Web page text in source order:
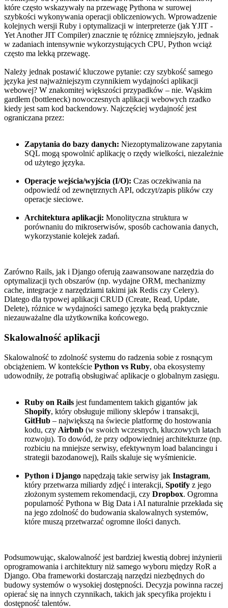
które często wskazywały na przewagę Pythona w surowej
szybkości wykonywania operacji obliczeniowych. Wprowadzenie
kolejnych wersji Ruby i optymalizacji w interpreterze (jak YJIT -
Yet Another JIT Compiler) znacznie tę różnicę zmniejszyło, jednak
w zadaniach intensywnie wykorzystujących CPU, Python wciąż
często ma lekką przewagę.
Należy jednak postawić kluczowe pytanie: czy szybkość samego
języka jest najważniejszym czynnikiem wydajności aplikacji
webowej? W znakomitej większości przypadków – nie. Wąskim
gardłem (bottleneck) nowoczesnych aplikacji webowych rzadko
kiedy jest sam kod backendowy. Najczęściej wydajność jest
ograniczana przez:
Zapytania do bazy danych: Niezoptymalizowane zapytania
SQL mogą spowolnić aplikację o rzędy wielkości, niezależnie
od użytego języka.
Operacje wejścia/wyjścia (I/O): Czas oczekiwania na
odpowiedź od zewnętrznych API, odczyt/zapis plików czy
operacje sieciowe.
Architektura aplikacji: Monolityczna struktura w
porównaniu do mikroserwisów, sposób cachowania danych,
wykorzystanie kolejek zadań.
Zarówno Rails, jak i Django oferują zaawansowane narzędzia do
optymalizacji tych obszarów (np. wydajne ORM, mechanizmy
cache, integracje z narzędziami takimi jak Redis czy Celery).
Dlatego dla typowej aplikacji CRUD (Create, Read, Update,
Delete), różnice w wydajności samego języka będą praktycznie
niezauważalne dla użytkownika końcowego.
Skalowalność aplikacji
Skalowalność to zdolność systemu do radzenia sobie z rosnącym
obciążeniem. W kontekście Python vs Ruby, oba ekosystemy
udowodniły, że potrafią obsługiwać aplikacje o globalnym zasięgu.
Ruby on Rails jest fundamentem takich gigantów jak
Shopify, który obsługuje miliony sklepów i transakcji,
GitHub – największą na świecie platformę do hostowania
kodu, czy Airbnb (w swoich wczesnych, kluczowych latach
rozwoju). To dowód, że przy odpowiedniej architekturze (np.
rozbiciu na mniejsze serwisy, efektywnym load balancingu i
strategii bazodanowej), Rails skaluje się wyśmienicie.
Python i Django napędzają takie serwisy jak Instagram,
który przetwarza miliardy zdjęć i interakcji, Spotify z jego
złożonym systemem rekomendacji, czy Dropbox. Ogromna
popularność Pythona w Big Data i AI naturalnie przekłada się
na jego zdolność do budowania skalowalnych systemów,
które muszą przetwarzać ogromne ilości danych.
Podsumowując, skalowalność jest bardziej kwestią dobrej inżynierii
oprogramowania i architektury niż samego wyboru między RoR a
Django. Oba frameworki dostarczają narzędzi niezbędnych do
budowy systemów o wysokiej dostępności. Decyzja powinna raczej
opierać się na innych czynnikach, takich jak specyfika projektu i
dostępność talentów.